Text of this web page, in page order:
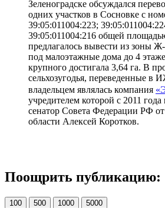
Зеленоградске обсуждался
одних участков в Сосновке с
39:05:011004:223;
39:05:011004:216 общей
предлагалось вывести из зоны
под малоэтажные дома до 4
крупного достигала 3,64 га. В
сельхозугодья, переведенные в
владельцем являлась компания
учредителем которой с 2011
сенатор Совета Федерации РФ
области Алексей Коротков.
Поощрить публикацию:
100 500 1000 5000